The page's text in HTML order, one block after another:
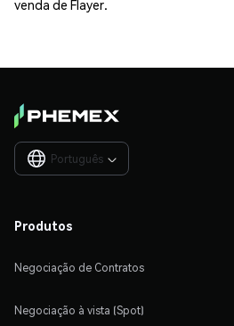
venda de Flayer.
Português 
Produtos
Negociação de Contratos
Negociação à vista (Spot)